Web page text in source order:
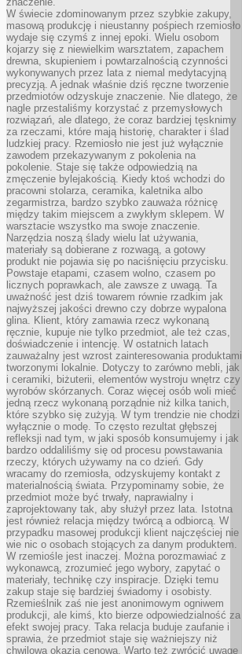
W świecie zdominowanym przez szybkie zakupy,
masową produkcję i nieustanny pośpiech rzemiosło
wydaje się czymś z innej epoki. Wielu osobom
kojarzy się z niewielkim warsztatem, zapachem
drewna, skupieniem i powtarzalnością czynności
wykonywanych przez lata z niemal medytacyjną
precyzją. A jednak właśnie dziś ręczne tworzenie
przedmiotów odzyskuje znaczenie. Nie dlatego, że
nagle przestaliśmy korzystać z przemysłowych
rozwiązań, ale dlatego, że coraz bardziej tęsknimy
za rzeczami, które mają historię, charakter i ślad
ludzkiej pracy. Rzemiosło nie jest już wyłącznie
zawodem przekazywanym z pokolenia na
pokolenie. Staje się także odpowiedzią na
zmęczenie bylejakością. Kiedy ktoś wchodzi do
pracowni stolarza, ceramika, kaletnika albo
zegarmistrza, bardzo szybko zauważa różnicę
między takim miejscem a zwykłym sklepem. W
warsztacie wszystko ma swoje znaczenie.
Narzędzia noszą ślady wielu lat używania,
materiały są dobierane z rozwagą, a gotowy
produkt nie pojawia się po naciśnięciu przycisku.
Powstaje etapami, czasem wolno, czasem po
licznych poprawkach, ale zawsze z uwagą. Ta
uważność jest dziś towarem równie rzadkim jak
najwyższej jakości drewno czy dobrze wypalona
glina. Klient, który zamawia rzecz wykonaną
ręcznie, kupuje nie tylko przedmiot, ale też czas,
doświadczenie i intencję. W ostatnich latach
zauważalny jest wzrost zainteresowania produktami
tworzonymi lokalnie. Dotyczy to zarówno mebli, jak
i ceramiki, biżuterii, elementów wystroju wnętrz czy
wyrobów skórzanych. Coraz więcej osób woli mieć
jedną rzecz wykonaną porządnie niż kilka tanich,
które szybko się zużyją. W tym trendzie nie chodzi
wyłącznie o modę. To często rezultat głębszej
refleksji nad tym, w jaki sposób konsumujemy i jak
bardzo oddaliliśmy się od procesu powstawania
rzeczy, których używamy na co dzień. Gdy
wracamy do rzemiosła, odzyskujemy kontakt z
materialnością świata. Przypominamy sobie, że
przedmiot może być trwały, naprawialny i
zaprojektowany tak, aby służył przez lata. Istotna
jest również relacja między twórcą a odbiorcą. W
przypadku masowej produkcji klient najczęściej nie
wie nic o osobach stojących za danym produktem.
W rzemiośle jest inaczej. Można porozmawiać z
wykonawcą, zrozumieć jego wybory, zapytać o
materiały, technikę czy inspiracje. Dzięki temu
zakup staje się bardziej świadomy i osobisty.
Rzemieślnik zaś nie jest anonimowym ogniwem
produkcji, ale kimś, kto bierze odpowiedzialność za
efekt swojej pracy. Taka relacja buduje zaufanie i
sprawia, że przedmiot staje się ważniejszy niż
chwilowa okazja cenowa. Warto też zwrócić uwagę